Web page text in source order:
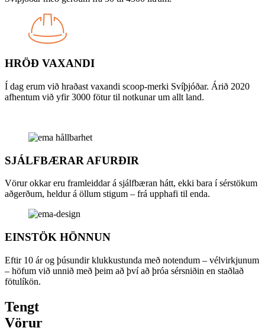
HRÖÐ VAXANDI
Í dag erum við hraðast vaxandi scoop-merki Svíþjóðar. Árið 2020
afhentum við yfir 3000 fötur til notkunar um allt land.
SJÁLFBÆRAR AFURÐIR
Vörur okkar eru framleiddar á sjálfbæran hátt, ekki bara í sérstökum
aðgerðum, heldur á öllum stigum – frá upphafi til enda.
EINSTÖK HÖNNUN
Eftir 10 ár og þúsundir klukkustunda með notendum – vélvirkjunum
– höfum við unnið með þeim að því að þróa sérsniðin en staðlað
fötulíkön.
Tengt
Vörur